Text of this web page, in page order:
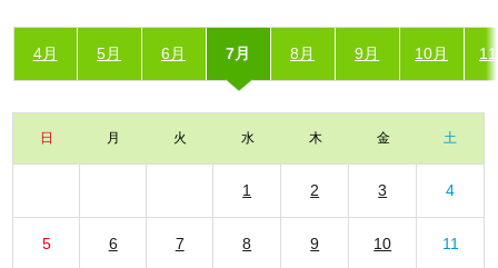
4月 5月 6月 7月 8月 9月 10月
日 月 火 水 木 金 土
1 2 3 4
5 6 7 8 9 10 11